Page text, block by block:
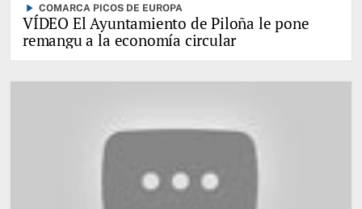
play_arrow COMARCA PICOS DE EUROPA
VÍDEO El Ayuntamiento de Piloña le pone
remangu a la economía circular